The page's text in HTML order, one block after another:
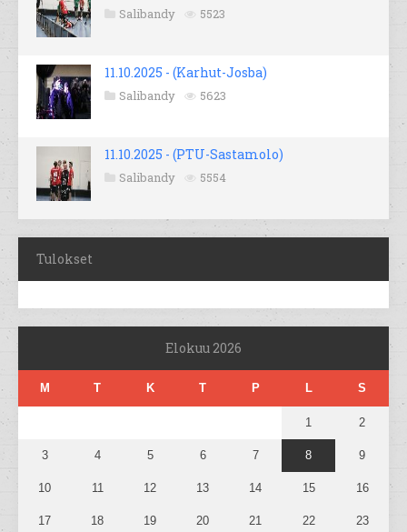
Salibandy 5523
11.10.2025 - (Karhut-Josba)
Salibandy 5623
11.10.2025 - (PTU-Sastamolo)
Salibandy 5554
Tulokset
Elokuu 2026
M T K T P L S
1 2
3 4 5 6 7 8 9
10 11 12 13 14 15 16
17 18 19 20 21 22 23